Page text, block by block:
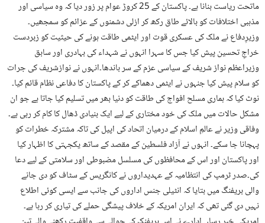
ماتحت ریاست بنانا ہے۔ پاکستان کے 25 کروڑ عوام پر زور دیا کہ وہ سیاسی اور
مذہبی اختلافات کو بالائے طاق رکھ کر ازلی دشمنوں کے عزائم کو سمجھیں۔
وزیرِدفاع نے ملک کی عسکری قوت اور ایٹمی طاقت ہونے کی حیثیت کو زبردست
خراجِ تحسین پیش کیا جس کا سہرا انہوں نے شہداء کی بہادری اور سابق
وزیراعظم نواز شریف کے سیاسی عزم کے سر باندھا۔انہوں نے نوازشریف کی جرات
کو سلام پیش کیا جنہوں نے ایٹمی دھماکے کر کے پاکستان کا دفاعی نظام قائم کیا۔
نوٹ کیا کہ ہماری مسلح افواج کی طاقت کو دنیا بھر میں تسلیم کیا جاتا ہے جو ان
مشکل حالات میں ملک کی خود مختاری کے لیے ایک بنیادی ڈھال کا کام کر رہی ہے۔
وفاقی وزیر نے عالمِ اسلام کے درمیان اتحاد کی اپیل کی تاکہ مشترکہ خطرات کو
پہچانا جا سکے۔ انہوں نے آزاد فلسطین کے مقصد کے ساتھ یکجہتی کا اظہار کیا
اور پاکستان اور اس کے محافظوں کی مسلسل مضبوطی اور سلامتی کے لیے دعا
کی۔صدر ٹرمپ کی انتظامیہ کے عہدیداروں نے کانگریس کے سٹاف کو دی جانے
والی بریفنگ میں بتایا کہ انٹیلی جنس اداروں کی جانب سے ایسی کوئی اطلاع
نہیں دی گئی تھی کہ ایران امریکہ کے خلاف پیشگی حملے کی تیاری کر رہا ہے۔